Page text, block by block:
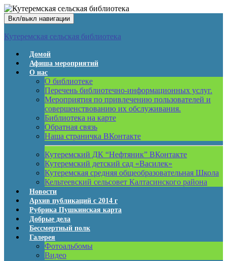
Вкл/выкл навигации
Кутеремская сельская библиотека
Домой
Афиша мероприятий
О нас
О библиотеке
Перечень библиотечно-информационных услуг.
Мероприятия по привлечению пользователей и
совершенствованию их обслуживания.
Библиотека на карте
Обратная связь
Наша страничка ВКонтакте
Кутеремский ДК “Нефтяник” ВКонтакте
Кутеремский детский сад «Василек»
Кутеремская средняя общеобразовательная Школа
Кельтеевский сельсовет Калтасинского района
Новости
Архив публикаций с 2014 г
Рубрика Пушкинская карта
Добрые дела
Бессмертный полк
Галерея
Фотоальбомы
Видео